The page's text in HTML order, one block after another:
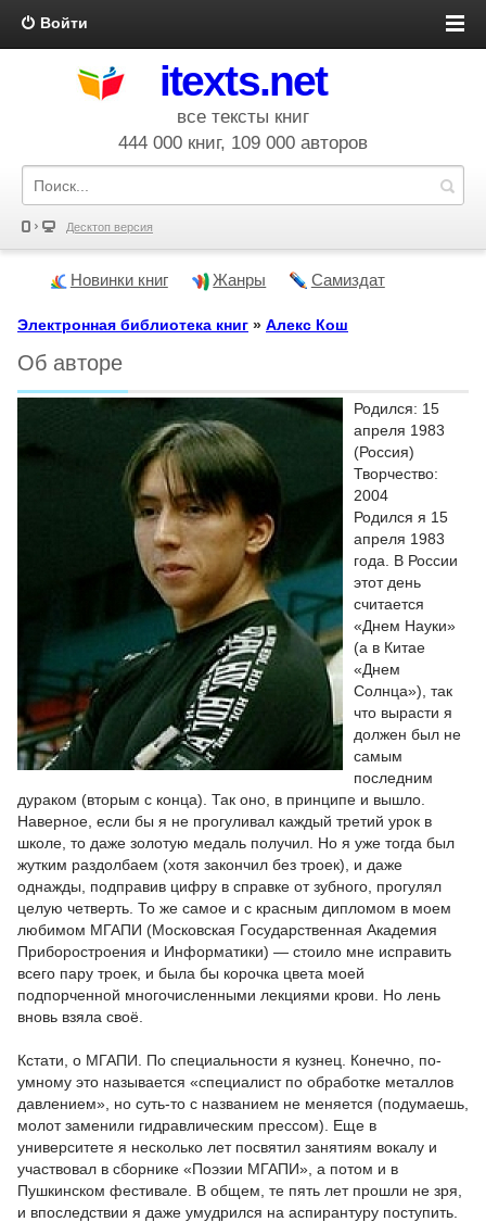
Войти
itexts.net
все тексты книг
444 000 книг, 109 000 авторов
Десктоп версия
Новинки книг Жанры Самиздат
Электронная библиотека книг » Алекс Кош
Об авторе
Родился: 15
апреля 1983
(Россия)
Творчество:
2004
Родился я 15
апреля 1983
года. В России
этот день
считается
«Днем Науки»
(а в Китае
«Днем
Солнца»), так
что вырасти я
должен был не
самым
последним
дураком (вторым с конца). Так оно, в принципе и вышло.
Наверное, если бы я не прогуливал каждый третий урок в
школе, то даже золотую медаль получил. Но я уже тогда был
жутким раздолбаем (хотя закончил без троек), и даже
однажды, подправив цифру в справке от зубного, прогулял
целую четверть. То же самое и с красным дипломом в моем
любимом МГАПИ (Московская Государственная Академия
Приборостроения и Информатики) — стоило мне исправить
всего пару троек, и была бы корочка цвета моей
подпорченной многочисленными лекциями крови. Но лень
вновь взяла своё.
Кстати, о МГАПИ. По специальности я кузнец. Конечно, по-
умному это называется «специалист по обработке металлов
давлением», но суть-то с названием не меняется (подумаешь,
молот заменили гидравлическим прессом). Еще в
университете я несколько лет посвятил занятиям вокалу и
участвовал в сборнике «Поэзии МГАПИ», а потом и в
Пушкинском фестивале. В общем, те пять лет прошли не зря,
и впоследствии я даже умудрился на аспирантуру поступить.